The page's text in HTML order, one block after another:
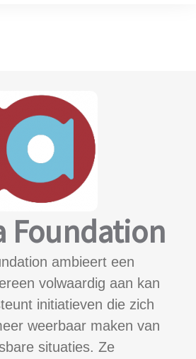
Foundation
ambieert een
volwaardig aan kan
initiatieven die zich
weerbaar maken van
situaties. Ze